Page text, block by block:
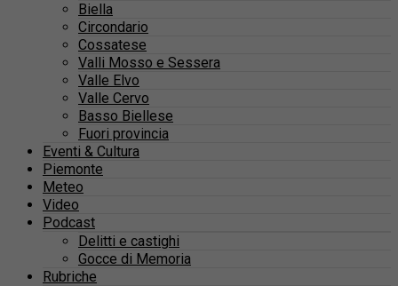
Biella
Circondario
Cossatese
Valli Mosso e Sessera
Valle Elvo
Valle Cervo
Basso Biellese
Fuori provincia
Eventi & Cultura
Piemonte
Meteo
Video
Podcast
Delitti e castighi
Gocce di Memoria
Rubriche